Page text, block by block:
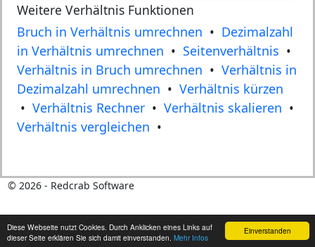
Einverstanden
Diese Webseite nutzt Cookies. Durch Anklicken eines Links auf
dieser Seite erklären Sie sich damit einverstanden. Mehr Infos
Weitere Verhältnis Funktionen
Bruch in Verhältnis umrechnen • Dezimalzahl
in Verhältnis umrechnen • Seitenverhältnis •
Verhältnis in Bruch umrechnen • Verhältnis in
Dezimalzahl umrechnen • Verhältnis kürzen
• Verhältnis Rechner • Verhältnis skalieren •
Verhältnis vergleichen •
© 2026- Redcrab Software